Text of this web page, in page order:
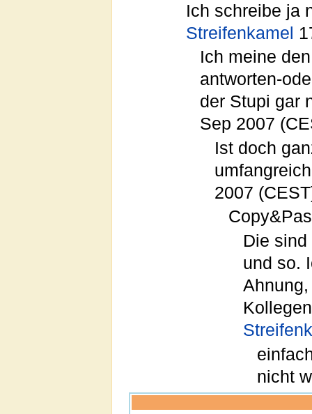
Ich schreibe ja
Streifenkamel
Ich meine
antworten-
der Stupi gar
Sep 2007
Ist doch
2007
Die
und so.
nicht